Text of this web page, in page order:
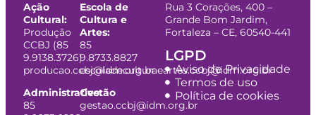
Ação
Cultural:
Produção
CCBJ (85
9.9138.3726)
producao.ccbj@idm.org.br
Administrativo:
85
Escola de
Cultura e
Artes:
85
9.8733.8827
escoladeculturaeartes.ccbj@idm.org.br
Gestão
gestao.ccbj@idm.org.br
Rua 3 Corações, 400 –
Grande Bom Jardim,
Fortaleza – CE, 60540-441
LGPD
Aviso de Privacidade
Termos de uso
Política de cookies